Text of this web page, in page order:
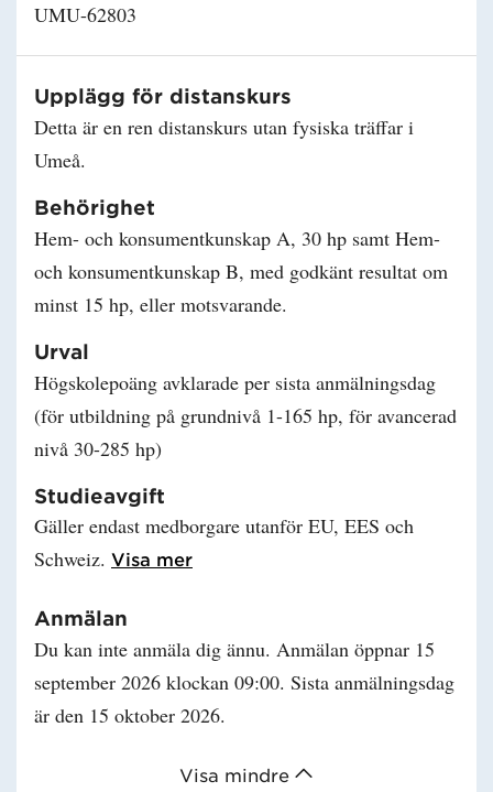
Visa mindre
UMU-62803
Upplägg för distanskurs
Detta är en ren distanskurs utan fysiska träffar i
Umeå.
Behörighet
Hem- och konsumentkunskap A, 30 hp samt Hem-
och konsumentkunskap B, med godkänt resultat om
minst 15 hp, eller motsvarande.
Urval
Högskolepoäng avklarade per sista anmälningsdag
(för utbildning på grundnivå 1-165 hp, för avancerad
nivå 30-285 hp)
Studieavgift
Gäller endast medborgare utanför EU, EES och
Schweiz. Visa merLäs mer om Studieavgift
Anmälan
Du kan inte anmäla dig ännu. Anmälan öppnar 15
september 2026 klockan 09:00. Sista anmälningsdag
är den 15 oktober 2026.